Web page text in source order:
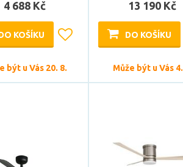
4 688 Kč
KOŠÍKU
být u Vás 20. 8.
13 190 Kč
DO KOŠÍKU
Může být u Vás